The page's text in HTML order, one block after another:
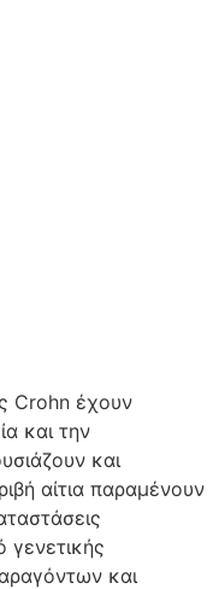
Crohn έχουν
και την
και
αίτια παραμένουν
και